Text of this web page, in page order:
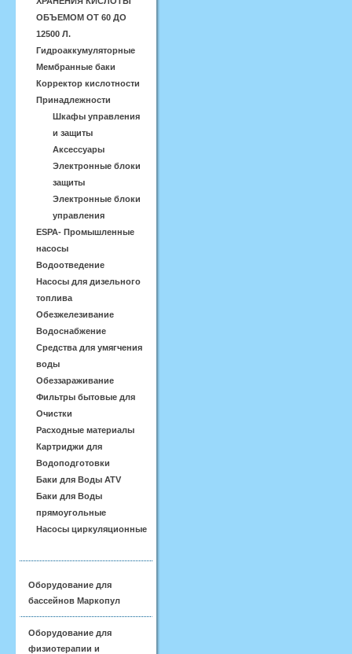
ОБЪЕМОМ ОТ 60 ДО
12500 Л.
Гидроаккумуляторные
Мембранные баки
Корректор кислотности
Принадлежности
Шкафы управления
и защиты
Аксессуары
Электронные блоки
защиты
Электронные блоки
управления
ESPA- Промышленные
насосы
Водоотведение
Насосы для дизельного
топлива
Обезжелезивание
Водоснабжение
Средства для умягчения
воды
Обеззараживание
Фильтры бытовые для
Очистки
Расходные материалы
Картриджи для
Водоподготовки
Баки для Воды АТV
Баки для Воды
прямоугольные
Насосы циркуляционные
Оборудование для
бассейнов Маркопул
Оборудование для
физиотерапии и